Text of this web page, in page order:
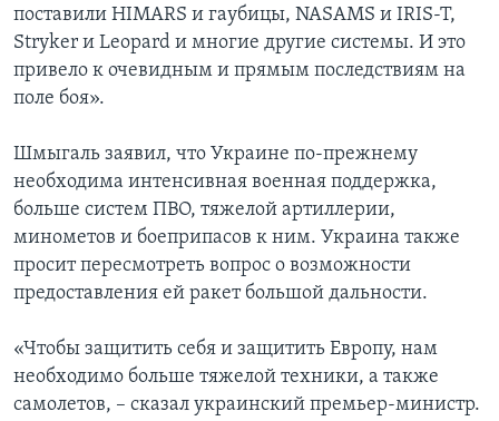
поставили HIMARS и гаубицы, NASAMS и IRIS-T,
Stryker и Leopard и многие другие системы. И это
привело к очевидным и прямым последствиям на
поле боя».
Шмыгаль заявил, что Украине по-прежнему
необходима интенсивная военная поддержка,
больше систем ПВО, тяжелой артиллерии,
минометов и боеприпасов к ним. Украина также
просит пересмотреть вопрос о возможности
предоставления ей ракет большой дальности.
«Чтобы защитить себя и защитить Европу, нам
необходимо больше тяжелой техники, а также
самолетов, – сказал украинский премьер-министр.